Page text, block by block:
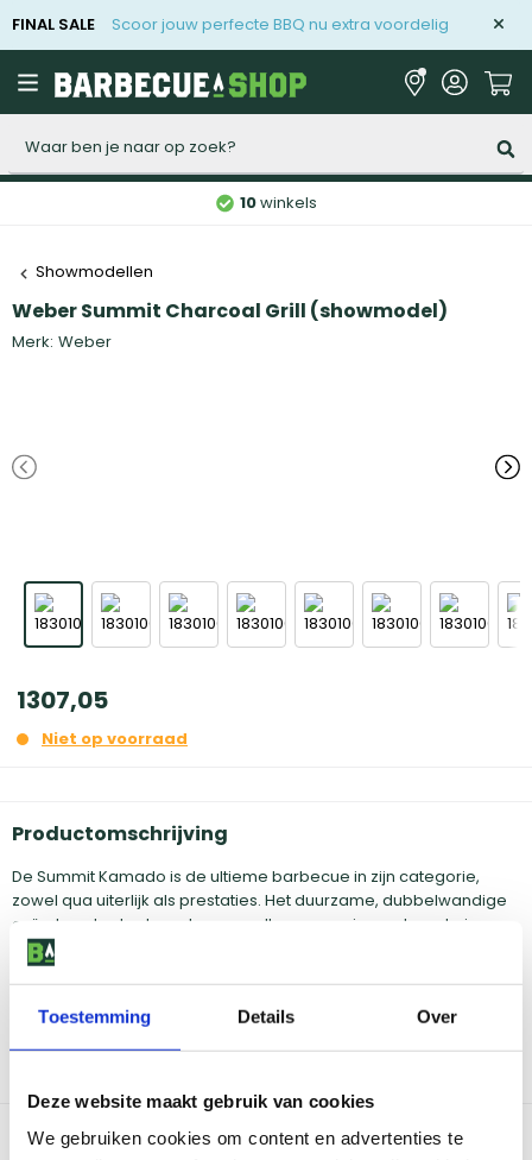
Toestemming Details Over
Deze website maakt gebruik van cookies
We gebruiken cookies om content en advertenties te
FINAL SALE Scoor jouw perfecte BBQ nu extra voordelig
10winkels
Showmodellen
Weber Summit Charcoal Grill (showmodel)
Merk: Weber
1307,05
Niet op voorraad
Productomschrijving
De Summit Kamado is de ultieme barbecue in zijn categorie,
zowel qua uiterlijk als prestaties. Het duurzame, dubbelwandige
geïsoleerde staal zorgt voor snelle opwarming en langdurige
warmte tijdens het roken. Bovendien minimaliseert het gebruik
van houtskool tijdens het koken. Met een grilloppervlak van 61 cm
eenvoudige aanpassing van het houtskoolrooster verandert de
Kamado in een traditionele houtskoolbarbecue waarmee je
kip tot gerookte vis.
Bekijk dit product in onze winkels